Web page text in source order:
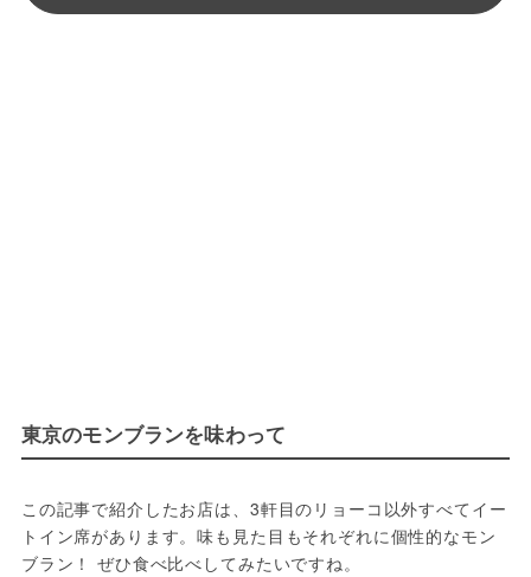
東京のモンブランを味わって
この記事で紹介したお店は、3軒目のリョーコ以外すべてイー
トイン席があります。味も見た目もそれぞれに個性的なモン
ブラン！ ぜひ食べ比べしてみたいですね。